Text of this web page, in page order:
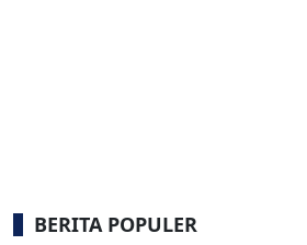
BERITA POPULER